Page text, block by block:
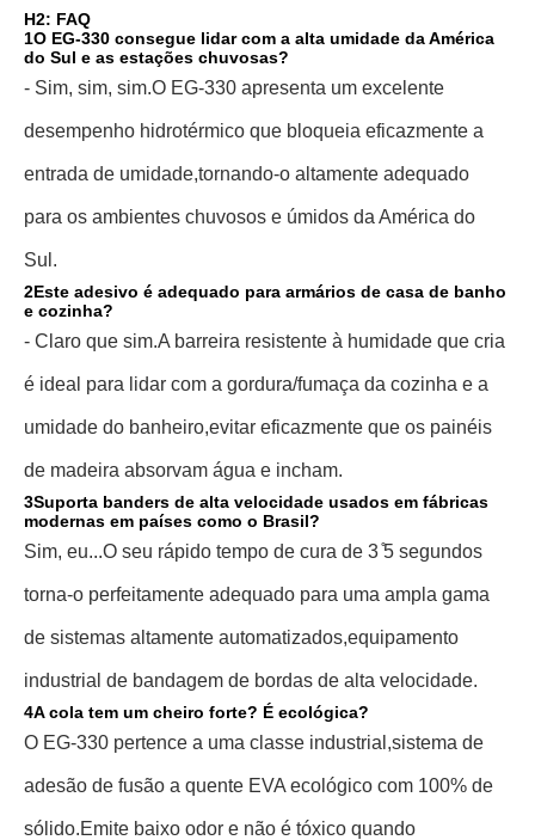
H2: FAQ
1O EG-330 consegue lidar com a alta umidade da América
do Sul e as estações chuvosas?
- Sim, sim, sim.O EG-330 apresenta um excelente
desempenho hidrotérmico que bloqueia eficazmente a
entrada de umidade,tornando-o altamente adequado
para os ambientes chuvosos e úmidos da América do
Sul.
2Este adesivo é adequado para armários de casa de banho
e cozinha?
- Claro que sim.A barreira resistente à humidade que cria
é ideal para lidar com a gordura/fumaça da cozinha e a
umidade do banheiro,evitar eficazmente que os painéis
de madeira absorvam água e incham.
3Suporta banders de alta velocidade usados em fábricas
modernas em países como o Brasil?
Sim, eu...O seu rápido tempo de cura de 3 ̊5 segundos
torna-o perfeitamente adequado para uma ampla gama
de sistemas altamente automatizados,equipamento
industrial de bandagem de bordas de alta velocidade.
4A cola tem um cheiro forte? É ecológica?
O EG-330 pertence a uma classe industrial,sistema de
adesão de fusão a quente EVA ecológico com 100% de
sólido.Emite baixo odor e não é tóxico quando